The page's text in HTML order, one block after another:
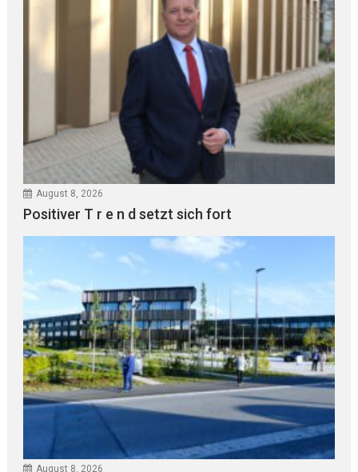
August 8, 2026
Positiver T r e n d setzt sich fort
August 8, 2026